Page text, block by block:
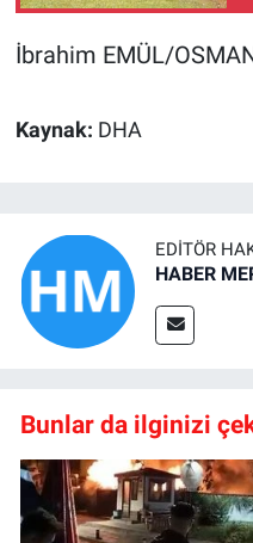
İbrahim EMÜL/
Kaynak: DHA
EDITÖR
HABER
Bunlar da ilginizi